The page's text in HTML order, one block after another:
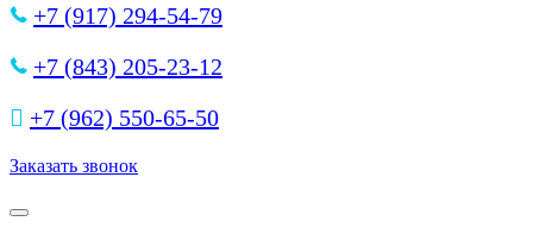
+7 (917) 294-54-79
+7 (843) 205-23-12
+7 (962) 550‑65‑50‬
Заказать звонок
Toggle navigation